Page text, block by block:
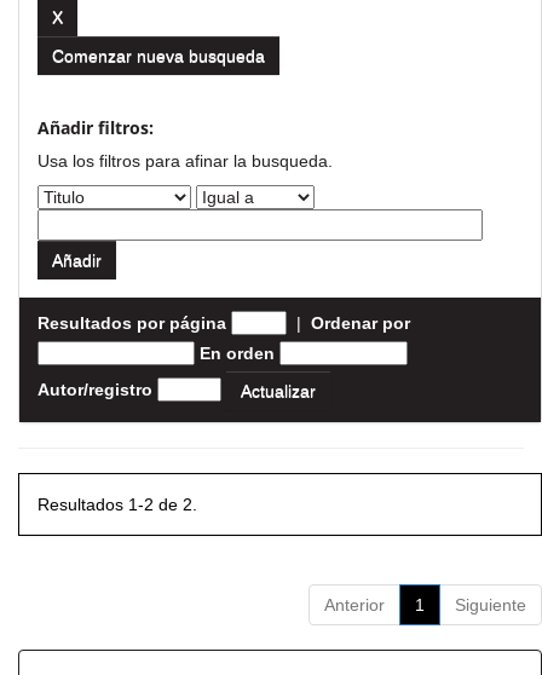
Comenzar nueva busqueda
Añadir filtros:
Usa los filtros para afinar la busqueda.
Resultados por página | Ordenar por
En orden
Autor/registro
Resultados 1-2 de 2.
Anterior 1 Siguiente